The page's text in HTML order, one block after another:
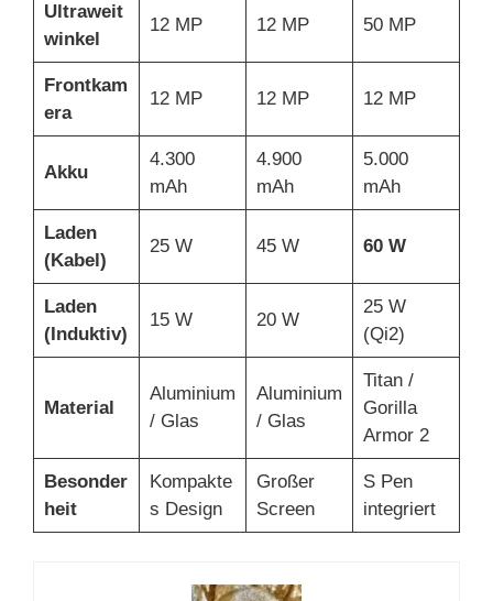
Ultraweit
winkel
12 MP 12 MP 50 MP
Frontkam
era
12 MP 12 MP 12 MP
Akku
4.300
mAh
4.900
mAh
5.000
mAh
Laden
(Kabel)
25 W 45 W 60 W
Laden
(Induktiv)
15 W 20 W
25 W
(Qi2)
Material
Aluminium
/ Glas
Aluminium
/ Glas
Titan /
Gorilla
Armor 2
Besonder
heit
Kompakte
s Design
Großer
Screen
S Pen
integriert